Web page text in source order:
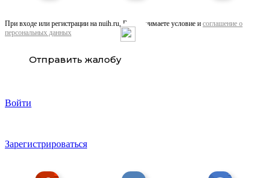
Продаю 2-комнатная квартиру, 59 кв м
При входе или регистрации на nuih.ru, Вы принимаете условие и соглашение о
персональных данных
Отправить жалобу
Войти
Зарегистрироваться